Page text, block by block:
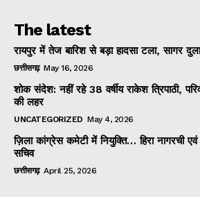
The latest
रायपुर में तेज बारिश से बड़ा हादसा टला, सागर
छत्तीसगढ़ May 16, 2026
शोक संदेश: नहीं रहे 38 वर्षीय राकेश त्रिपाठी,
की लहर
UNCATEGORIZED May 4, 2026
ज़िला कांग्रेस कमेटी में नियुक्ति… हिरा नागरची
सचिव
छत्तीसगढ़ April 25, 2026